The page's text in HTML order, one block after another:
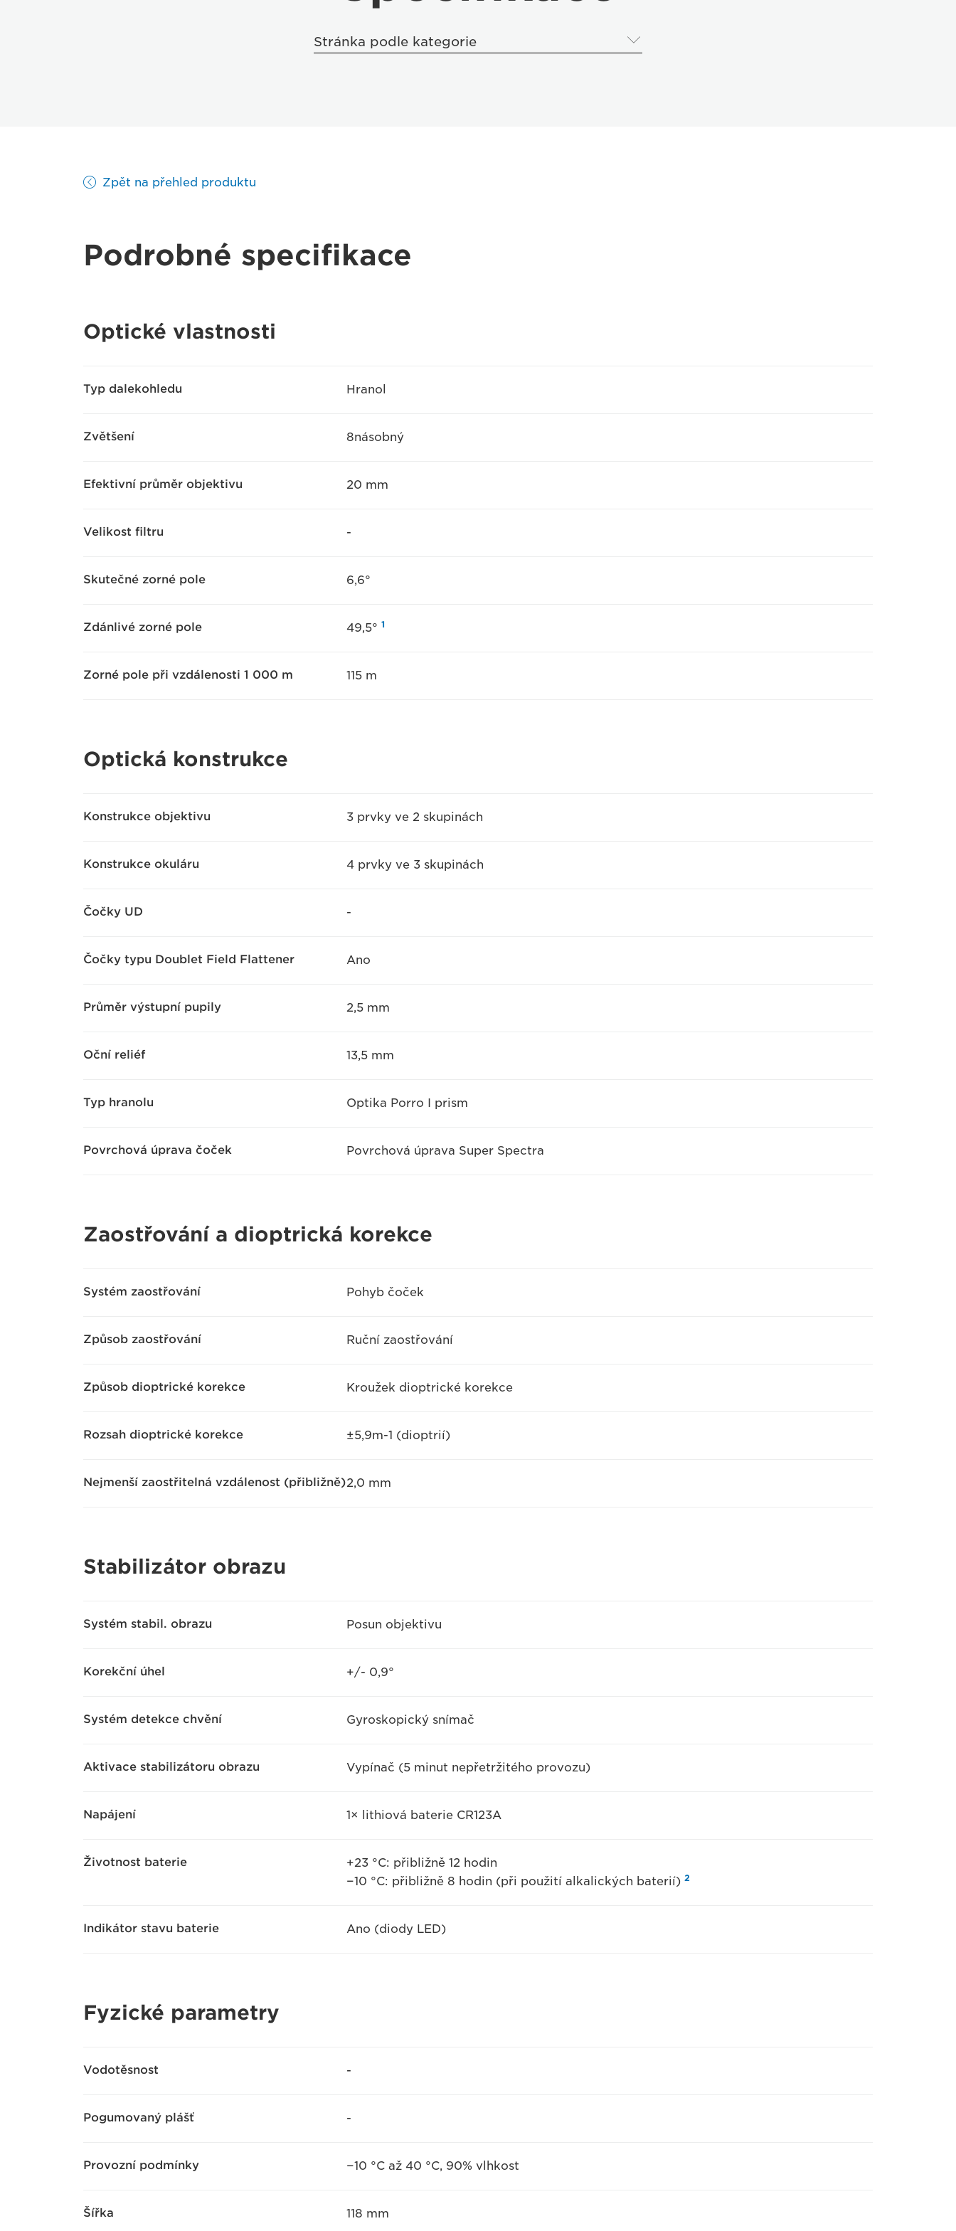
Stránka podle kategorie
Zpět na přehled produktu
Podrobné specifikace
Optické vlastnosti
Typ dalekohledu Hranol
Zvětšení 8násobný
Efektivní průměr objektivu 20 mm
Velikost filtru -
Skutečné zorné pole 6,6°
Zdánlivé zorné pole 49,5° 1
Zorné pole při vzdálenosti 1 000 m 115 m
Optická konstrukce
Konstrukce objektivu 3 prvky ve 2 skupinách
Konstrukce okuláru 4 prvky ve 3 skupinách
Čočky UD -
Čočky typu Doublet Field Flattener Ano
Průměr výstupní pupily 2,5 mm
Oční reliéf 13,5 mm
Typ hranolu Optika Porro I prism
Povrchová úprava čoček Povrchová úprava Super Spectra
Zaostřování a dioptrická korekce
Systém zaostřování Pohyb čoček
Způsob zaostřování Ruční zaostřování
Způsob dioptrické korekce Kroužek dioptrické korekce
Rozsah dioptrické korekce ±5,9m-1 (dioptrií)
Nejmenší zaostřitelná vzdálenost (přibližně)2,0 mm
Stabilizátor obrazu
Systém stabil. obrazu Posun objektivu
Korekční úhel +/- 0,9°
Systém detekce chvění Gyroskopický snímač
Aktivace stabilizátoru obrazu Vypínač (5 minut nepřetržitého provozu)
Napájení 1× lithiová baterie CR123A
Životnost baterie
+23 °C: přibližně 12 hodin
−10 °C: přibližně 8 hodin (při použití alkalických baterií) 2
Indikátor stavu baterie Ano (diody LED)
Fyzické parametry
Vodotěsnost -
Pogumovaný plášť -
Provozní podmínky −10 °C až 40 °C, 90% vlhkost
Šířka 118 mm